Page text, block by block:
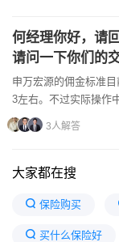
何经理你好，请
请问一下你们的
申万宏源的佣金标准
3左右。不过实际操作
独协商申请，线上开户
3人解答
大家都在搜
保险购买
买什么保险好